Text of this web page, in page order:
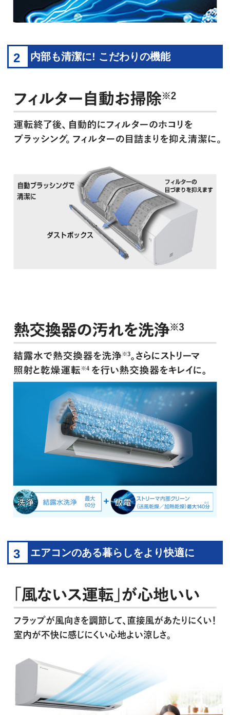
2 内部も清潔に! こだわりの機能
3 エアコンのある暮らしをより快適に